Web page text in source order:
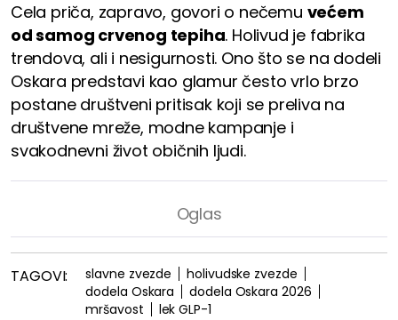
Cela priča, zapravo, govori o nečemu većem
od samog crvenog tepiha. Holivud je fabrika
trendova, ali i nesigurnosti. Ono što se na dodeli
Oskara predstavi kao glamur često vrlo brzo
postane društveni pritisak koji se preliva na
društvene mreže, modne kampanje i
svakodnevni život običnih ljudi.
TAGOVI: slavne zvezde
holivudske zvezde
dodela Oskara
dodela Oskara 2026
mršavost
lek GLP-1